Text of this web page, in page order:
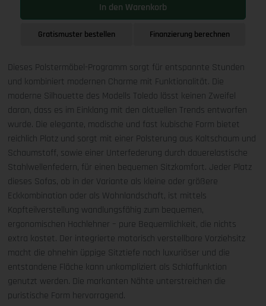
In den Warenkorb
Gratismuster bestellen Finanzierung berechnen
Dieses Polstermöbel-Programm sorgt für entspannte Stunden
und kombiniert modernen Charme mit Funktionalität. Die
moderne Silhouette des Modells Toledo lässt keinen Zweifel
daran, dass es im Einklang mit den aktuellen Trends entworfen
wurde. Die elegante, modische und fast kubische Form bietet
reichlich Platz und sorgt mit einer Polsterung aus Kaltschaum und
Schaumstoff, sowie einer Unterfederung durch dauerelastische
Stahlwellenfedern, für einen bequemen Sitzkomfort. Jeder Platz
dieses Sofas, ob in der Variante als kleine oder größere
Eckkombination oder als Wohnlandschaft, ist mittels
Kopfteilverstellung wandlungsfähig zum bequemen,
ergonomischen Hochlehner – pure Bequemlichkeit, die nichts
extra kostet. Der integrierte motorisch verstellbare Vorziehsitz
macht die ohnehin üppige Sitztiefe noch luxuriöser und die
entstandene Fläche kann unkompliziert als Schlaffunktion
genutzt werden. Die markanten Nähte unterstreichen die
puristische Form hervorragend.